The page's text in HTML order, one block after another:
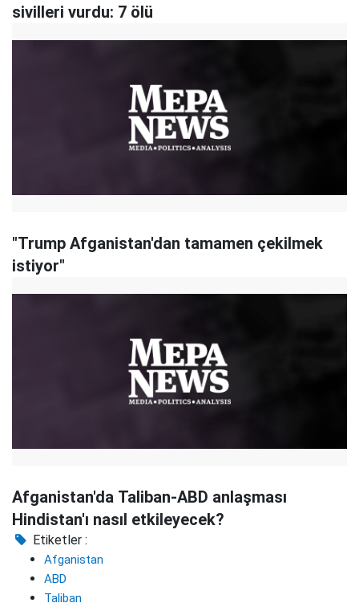
sivilleri vurdu: 7 ölü
"Trump Afganistan'dan tamamen çekilmek
istiyor"
Afganistan'da Taliban-ABD anlaşması
Hindistan'ı nasıl etkileyecek?
Etiketler :
Afganistan
ABD
Taliban